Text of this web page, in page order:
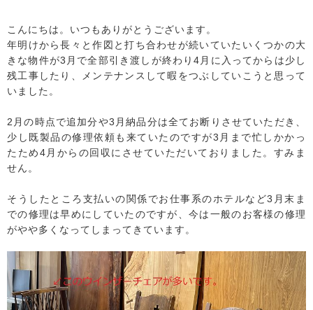
こんにちは。いつもありがとうございます。
年明けから長々と作図と打ち合わせが続いていたいくつかの大
きな物件が3月で全部引き渡しが終わり4月に入ってからは少し
残工事したり、メンテナンスして暇をつぶしていこうと思って
いました。
2月の時点で追加分や3月納品分は全てお断りさせていただき、
少し既製品の修理依頼も来ていたのですが3月まで忙しかかっ
たため4月からの回収にさせていただいておりました。すみま
せん。
そうしたところ支払いの関係でお仕事系のホテルなど3月末ま
での修理は早めにしていたのですが、今は一般のお客様の修理
がやや多くなってしまってきています。